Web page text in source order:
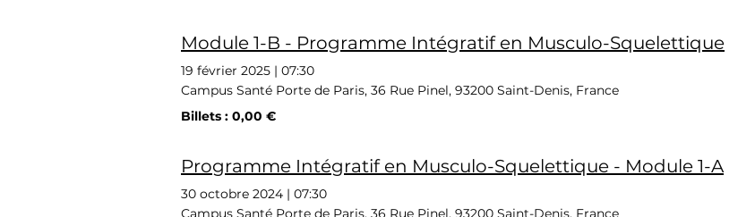
Module 1-B - Programme Intégratif en Musculo-Squelettique
19 février 2025 | 07:30
Campus Santé Porte de Paris, 36 Rue Pinel, 93200 Saint-Denis, France
Billets : 0,00 €
Programme Intégratif en Musculo-Squelettique - Module 1-A
30 octobre 2024 | 07:30
Campus Santé Porte de Paris, 36 Rue Pinel, 93200 Saint-Denis, France